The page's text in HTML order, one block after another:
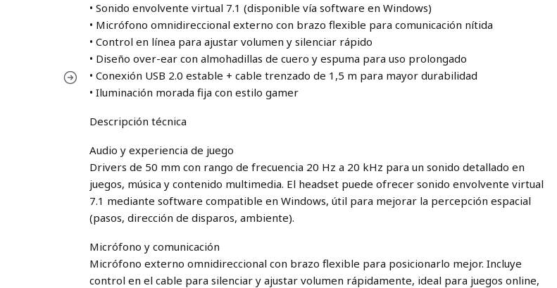
• Sonido envolvente virtual 7.1 (disponible vía software en Windows)
• Micrófono omnidireccional externo con brazo flexible para comunicación nítida
• Control en línea para ajustar volumen y silenciar rápido
• Diseño over-ear con almohadillas de cuero y espuma para uso prolongado
• Conexión USB 2.0 estable + cable trenzado de 1,5 m para mayor durabilidad
• Iluminación morada fija con estilo gamer
Descripción técnica
Audio y experiencia de juego
Drivers de 50 mm con rango de frecuencia 20 Hz a 20 kHz para un sonido detallado en
juegos, música y contenido multimedia. El headset puede ofrecer sonido envolvente virtual
7.1 mediante software compatible en Windows, útil para mejorar la percepción espacial
(pasos, dirección de disparos, ambiente).
Micrófono y comunicación
Micrófono externo omnidireccional con brazo flexible para posicionarlo mejor. Incluye
control en el cable para silenciar y ajustar volumen rápidamente, ideal para juegos online,